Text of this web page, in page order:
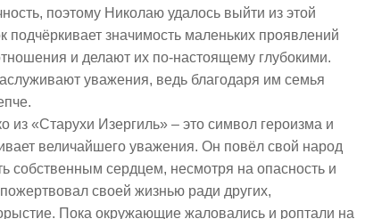
поэтому Николаю удалось выйти из этой
подчёркивает значимость маленьких проявлений
и делают их по-настоящему глубокими.
уважения, ведь благодаря им семья
из «Старухи Изергиль» – это символ героизма и
величайшего уважения. Он повёл свой народ
собственным сердцем, несмотря на опасность и
своей жизнью ради других,
Пока окружающие жаловались и роптали на